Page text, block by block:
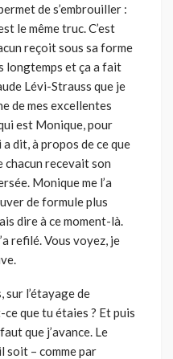
de s’embrouiller :
le même truc. C’est
reçoit sous sa forme
longtemps et ça a fait
Lévi-Strauss que je
de mes excellentes
est Monique, pour
dit, à propos de ce que
chacun recevait son
Monique me l’a
de formule plus
dire à ce moment-là.
refilé. Vous voyez, je
sur l’étayage de
ce que tu étaies ? Et puis
que j’avance. Le
soit – comme par